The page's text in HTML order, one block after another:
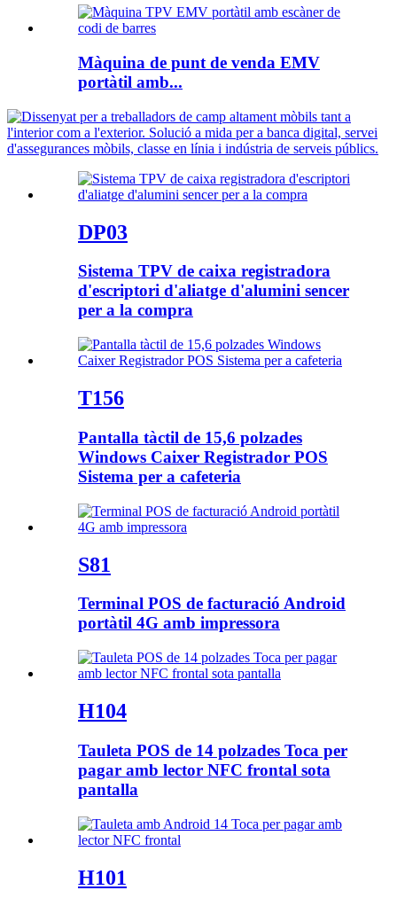
Màquina de punt de venda EMV
portàtil amb...
DP03
Sistema TPV de caixa registradora
d'escriptori d'aliatge d'alumini sencer
per a la compra
T156
Pantalla tàctil de 15,6 polzades
Windows Caixer Registrador POS
Sistema per a cafeteria
S81
Terminal POS de facturació Android
portàtil 4G amb impressora
H104
Tauleta POS de 14 polzades Toca per
pagar amb lector NFC frontal sota
pantalla
H101